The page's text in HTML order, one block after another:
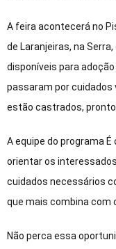
A feira acontecerá no
de Laranjeiras, na
disponíveis para
passaram por
estão castrados,
A equipe do programa
orientar os
cuidados necessários
que mais combina com
Não perca essa